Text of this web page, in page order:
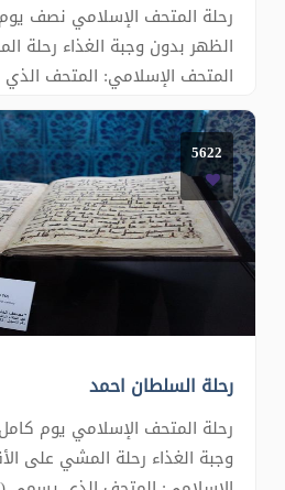
رحلة المتحف الإسلامي نصف
الظهر بدون وجبة الغذاء رحلة
المتحف الإسلامي: المتحف
بالاس) وكان سكن السلاطين
العثمانية ويوجد فيه الآثار
محمد (ص) وسهمه وجزء من
عفان رضي الله عنه وخز�
5622
رحلة السلطان احمد
رحلة المتحف الإسلامي يوم
وجبة الغذاء رحلة المشي على